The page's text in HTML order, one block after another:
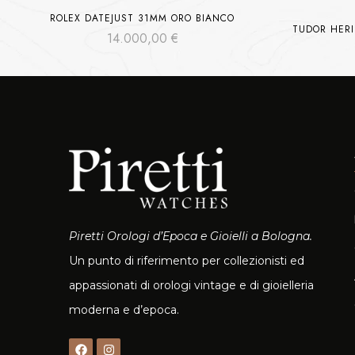
ROLEX DATEJUST 31MM ORO BIANCO
14.000,00 €
TUDOR
Piretti Orologi d’Epoca e Gioielli a Bologna.
Un punto di riferimento per collezionisti ed
appassionati di orologi vintage e di gioielleria
moderna e d’epoca.